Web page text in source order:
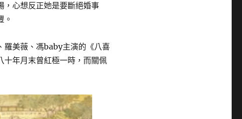
，心想反正她是要斷絕婚事
。
羅美薇、馮baby主演的《八喜
十年月末曾紅極一時，而關佩